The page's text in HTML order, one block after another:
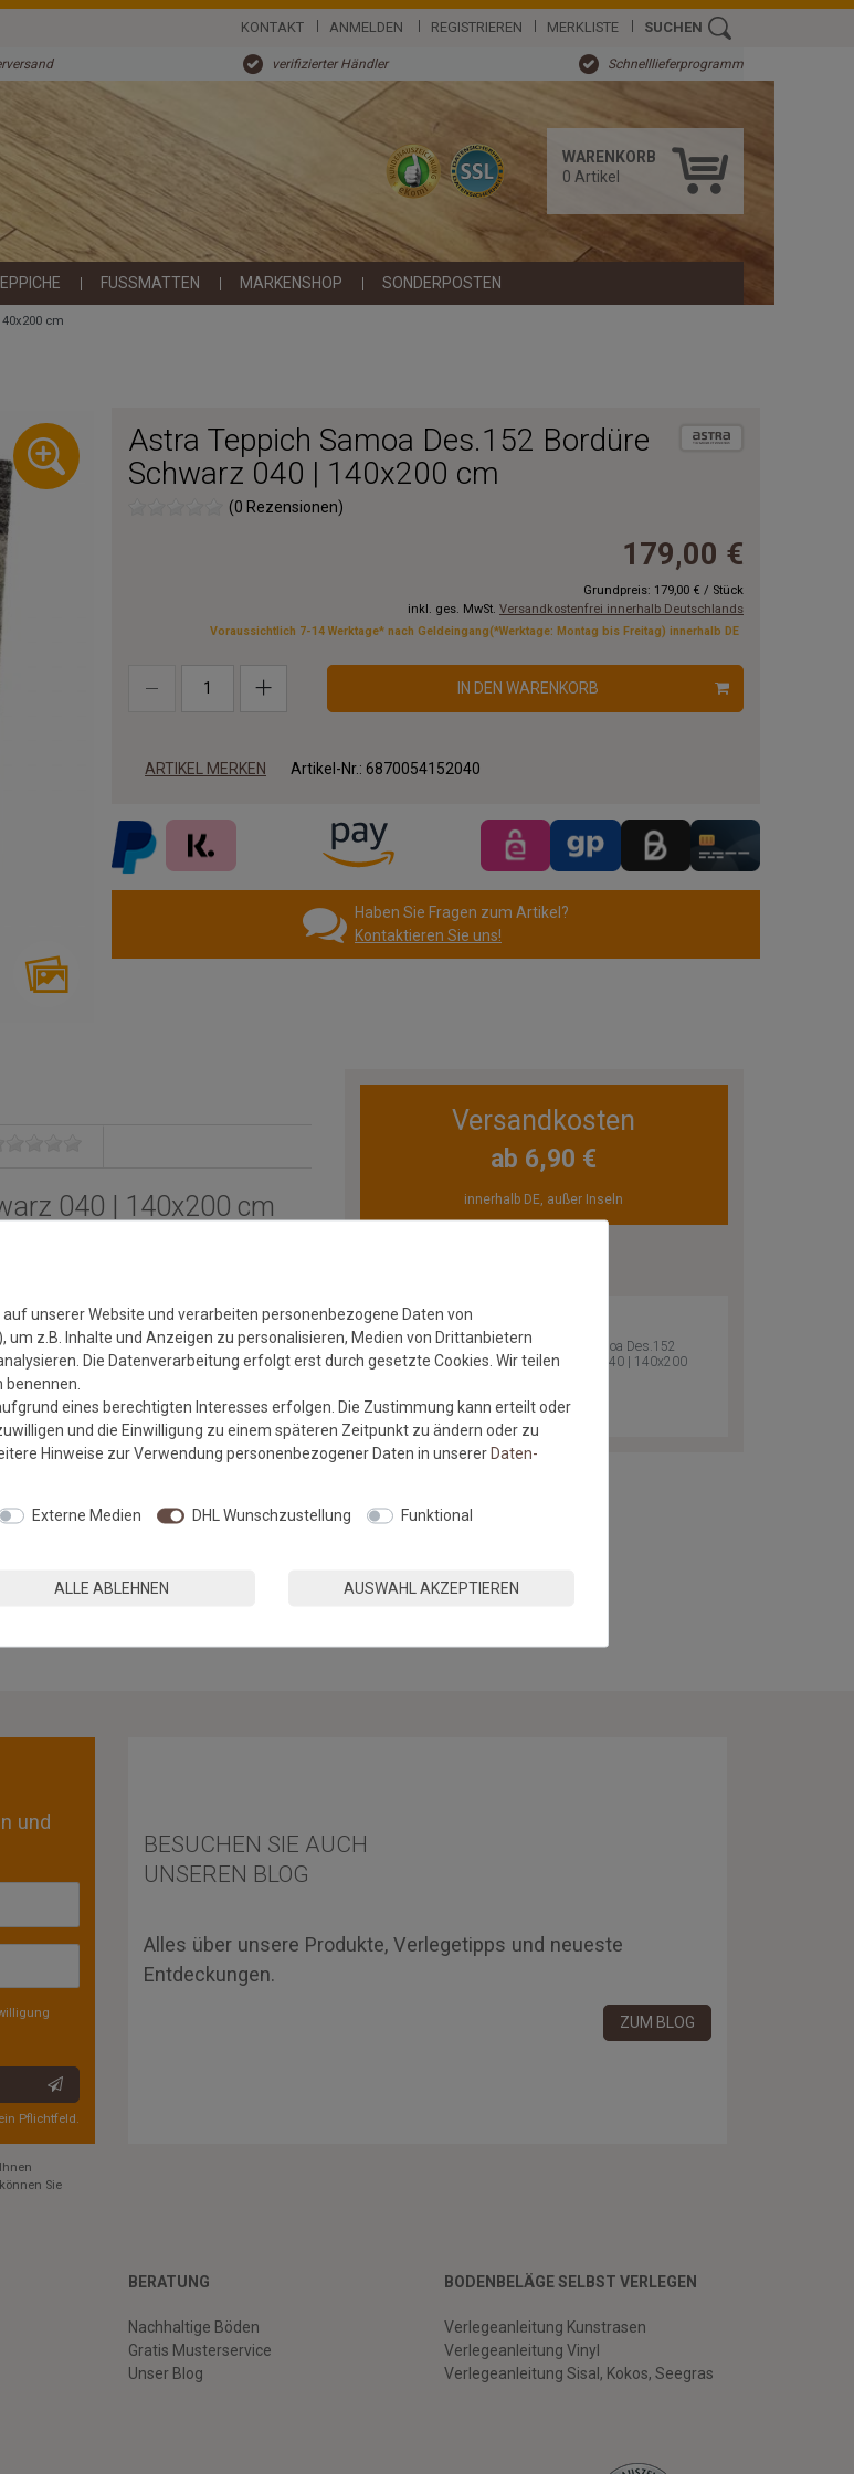
KONTAKT ANMELDEN REGISTRIEREN MERKLISTE SUCHEN
verifizierter Händler Schnelllieferprogramm
WARENKORB
0 Artikel
FUSSMATTEN MARKENSHOP SONDERPOSTEN
cm
Astra Teppich Samoa Des.152 Bordüre
Schwarz 040 | 140x200 cm
(0 Rezensionen)
179,00 €
Grundpreis: 179,00 € / Stück
inkl. ges. MwSt. Versandkostenfrei innerhalb Deutschlands
Voraussichtlich 7-14 Werktage* nach Geldeingang(*Werktage: Montag bis Freitag) innerhalb DE
IN DEN WARENKORB
ARTIKEL MERKEN Artikel-Nr.: 6870054152040
Haben Sie Fragen zum Artikel?
Kontaktieren Sie uns!
040 | 140x200 cm
Designs. Mit Samoa verzaubern Sie
zum Hingucker. Durch seinen dichten und
in einfarbigen und
Versandkosten
ab 6,90 €
innerhalb DE, außer Inseln
Versandkostenfrei*
Astra Teppich Samoa Des.152
Bordüre Schwarz 040 | 140x200
und
Pflichtfeld.
BESUCHEN SIE AUCH
UNSEREN BLOG
Alles über unsere Produkte, Verlegetipps und neueste
Entdeckungen.
ZUM BLOG
Sie
BERATUNG
Nachhaltige Böden
Gratis Musterservice
Unser Blog
BODENBELÄGE SELBST VERLEGEN
Verlegeanleitung Kunstrasen
Verlegeanleitung Vinyl
Verlegeanleitung Sisal, Kokos, Seegras
unserer Website und verarbeiten personenbezogene Daten von
um z.B. Inhalte und Anzeigen zu personalisieren, Medien von Drittanbietern
Die Datenverarbeitung erfolgt erst durch gesetzte Cookies. Wir teilen
eines berechtigten Interesses erfolgen. Die Zustimmung kann erteilt oder
und die Einwilligung zu einem späteren Zeitpunkt zu ändern oder zu
Hinweise zur Verwendung personenbezogener Daten in unsererDaten­
Externe Medien DHL Wunschzustellung Funktional
ALLE ABLEHNEN AUSWAHL AKZEPTIEREN